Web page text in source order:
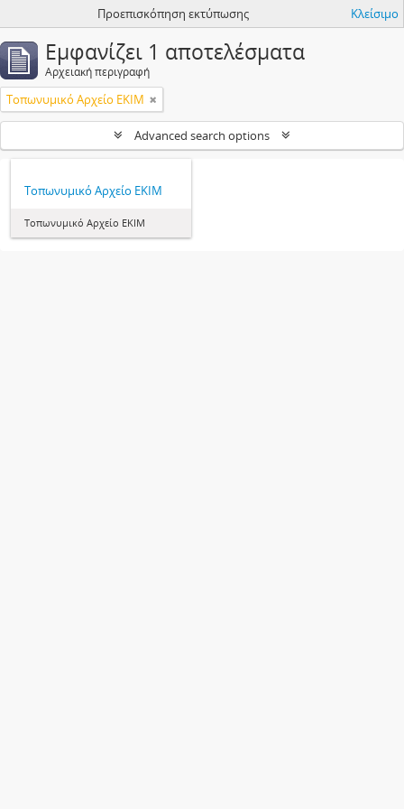
Προεπισκόπηση εκτύπωσης Κλείσιμο
Εμφανίζει 1 αποτελέσματα
Αρχειακή περιγραφή
Τοπωνυμικό Αρχείο ΕΚΙΜ
Advanced search options
Τοπωνυμικό Αρχείο ΕΚΙΜ
Τοπωνυμικό Αρχείο ΕΚΙΜ